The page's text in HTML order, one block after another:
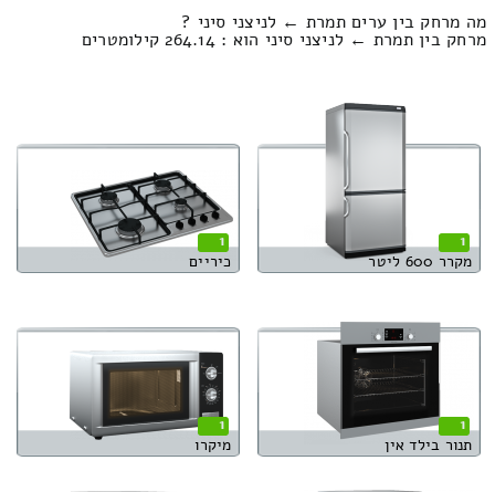
מה מרחק בין ערים תמרת ← לניצני סיני ?
מרחק בין תמרת ← לניצני סיני הוא : 264.14 קילומטרים
1
מקרר 600 ליטר
1
כיריים
1
תנור בילד אין
1
מיקרו